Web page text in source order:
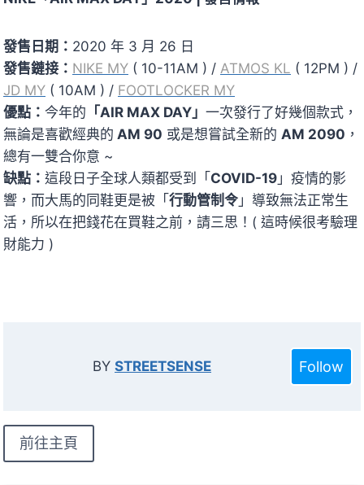
發售日期： 2020 年 3 月 26 日
發售鏈接： NIKE MY ( 10-11AM ) / ATMOS KL ( 12PM ) /
JD MY ( 10AM ) / FOOTLOCKER MY
優點： 今年的 「AIR MAX DAY」 一次發行了好幾個款式，
無論是喜歡經典的 AM 90 或是想嘗試全新的 AM 2090 ，
總有一雙合你意 ~
缺點： 這段日子全球人類都受到「 COVID-19 」疫情的影
響，而大馬的同鞋更是被「 行動管制令 」導致無法正常生
活，所以在把錢花在買鞋之前，請三思！( 這時候很考驗理
財能力 )
BY STREETSENSE Follow
前往主頁